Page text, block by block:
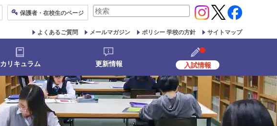
保護者 ・在校生のページ
検
対
象:
よくあるご質問 メールマガジン ポリシー 学校の方針 サイトマップ
カリキュラム 更新情報 入試情報